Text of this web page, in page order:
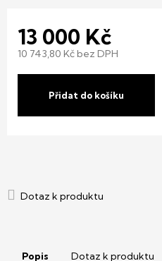
13 000 Kč
10 743,80 Kč bez DPH
Přidat do košíku
Popis Dotaz k produktu